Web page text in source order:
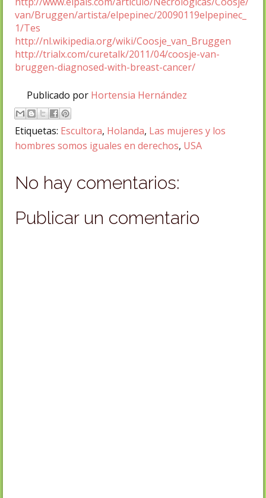
van/Bruggen/artista/elpepinec/20090119elpepinec_
1/Tes
http://nl.wikipedia.org/wiki/Coosje_van_Bruggen
http://trialx.com/curetalk/2011/04/coosje-van-
bruggen-diagnosed-with-breast-cancer/
Publicado por Hortensia Hernández
Etiquetas: Escultora, Holanda, Las mujeres y los
hombres somos iguales en derechos, USA
No hay comentarios:
Publicar un comentario